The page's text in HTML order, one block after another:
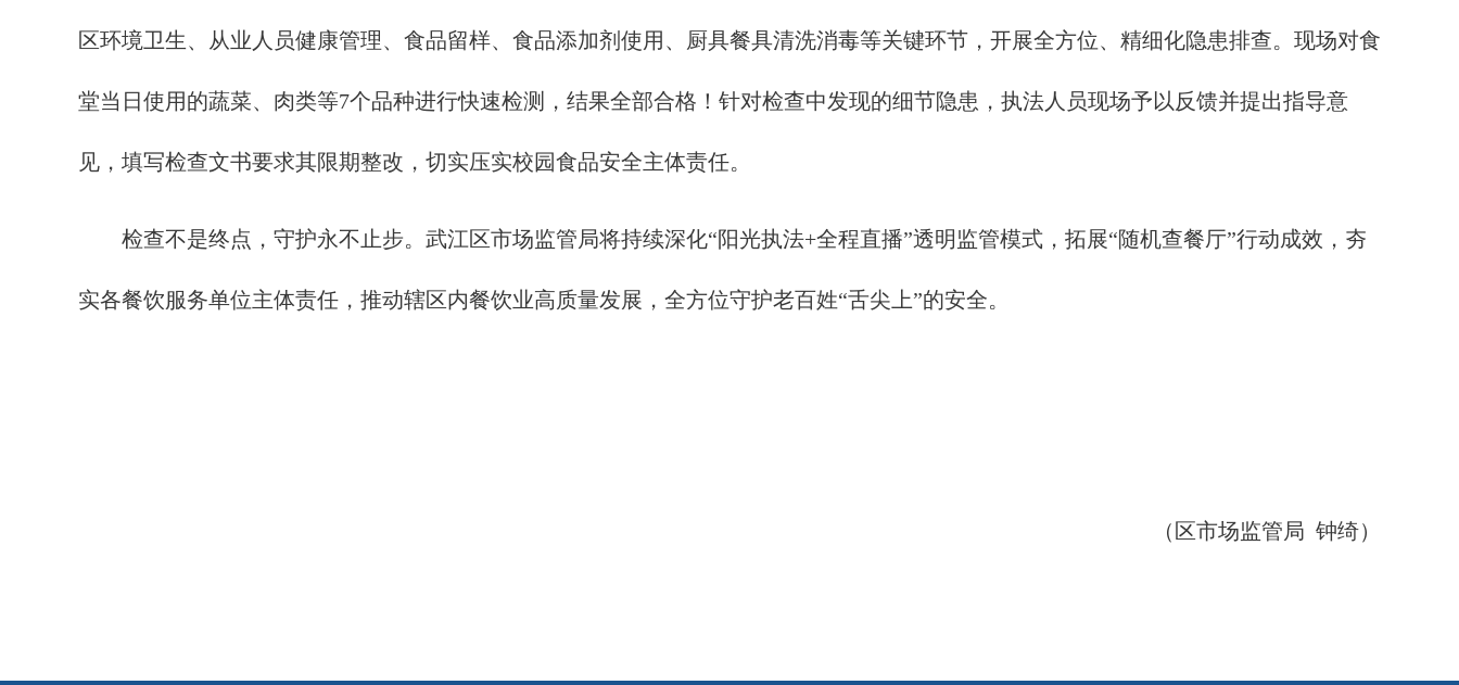
区环境卫生、从业人员健康管理、食品留样、食品添加剂使用、厨具餐具清洗消毒等关键环节，开展全方位、精细化隐患排查。现场对食
堂当日使用的蔬菜、肉类等7个品种进行快速检测，结果全部合格！针对检查中发现的细节隐患，执法人员现场予以反馈并提出指导意
见，填写检查文书要求其限期整改，切实压实校园食品安全主体责任。
检查不是终点，守护永不止步。武江区市场监管局将持续深化“阳光执法+全程直播”透明监管模式，拓展“随机查餐厅”行动成效，夯
实各餐饮服务单位主体责任，推动辖区内餐饮业高质量发展，全方位守护老百姓“舌尖上”的安全。
（区市场监管局 钟绮）